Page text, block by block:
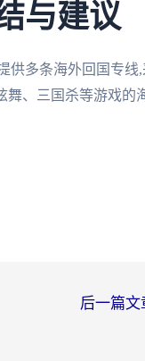
与建议
供多条海外回国专线
舞、三国杀等游戏的
后一篇文